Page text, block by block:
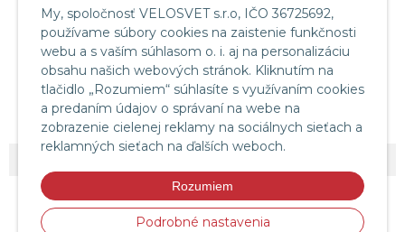
My, spoločnosť VELOSVET s.r.o, IČO 36725692,
používame súbory cookies na zaistenie funkčnosti
webu a s vaším súhlasom o. i. aj na personalizáciu
obsahu našich webových stránok. Kliknutím na
tlačidlo „Rozumiem“ súhlasíte s využívaním cookies
a predaním údajov o správaní na webe na
zobrazenie cielenej reklamy na sociálnych sieťach a
reklamných sieťach na ďalších weboch.
Rozumiem
Podrobné nastavenia
Servis a služby
Servis bicyklov a elektrobicyklov
Retül Bike Fit
Instagram Velosvet
Facebook Velosvet